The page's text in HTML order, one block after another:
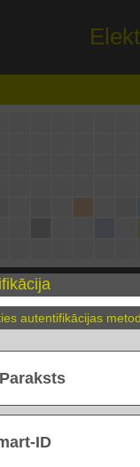
autentifikācijas
ID
Groza
pagarinājums
"Mobilie sakari"